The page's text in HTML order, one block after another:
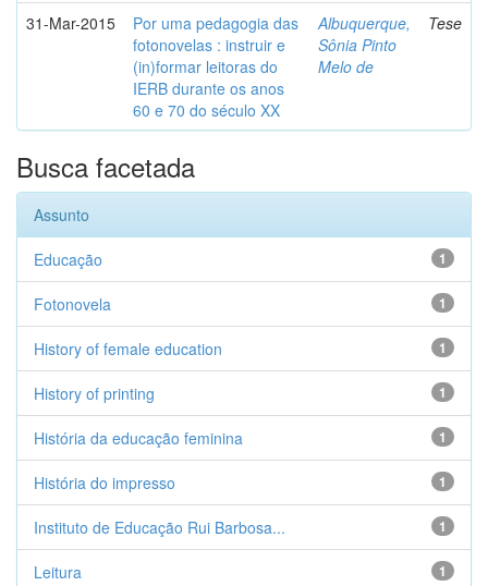
31-Mar-2015
Por uma pedagogia das
fotonovelas : instruir e
(in)formar leitoras do
IERB durante os anos
60 e 70 do século XX
Albuquerque,
Sônia Pinto
Melo de
Tese
Busca facetada
Assunto
1
Educação
1
Fotonovela
1
History of female education
1
History of printing
1
História da educação feminina
1
História do impresso
1
Instituto de Educação Rui Barbosa...
1
Leitura